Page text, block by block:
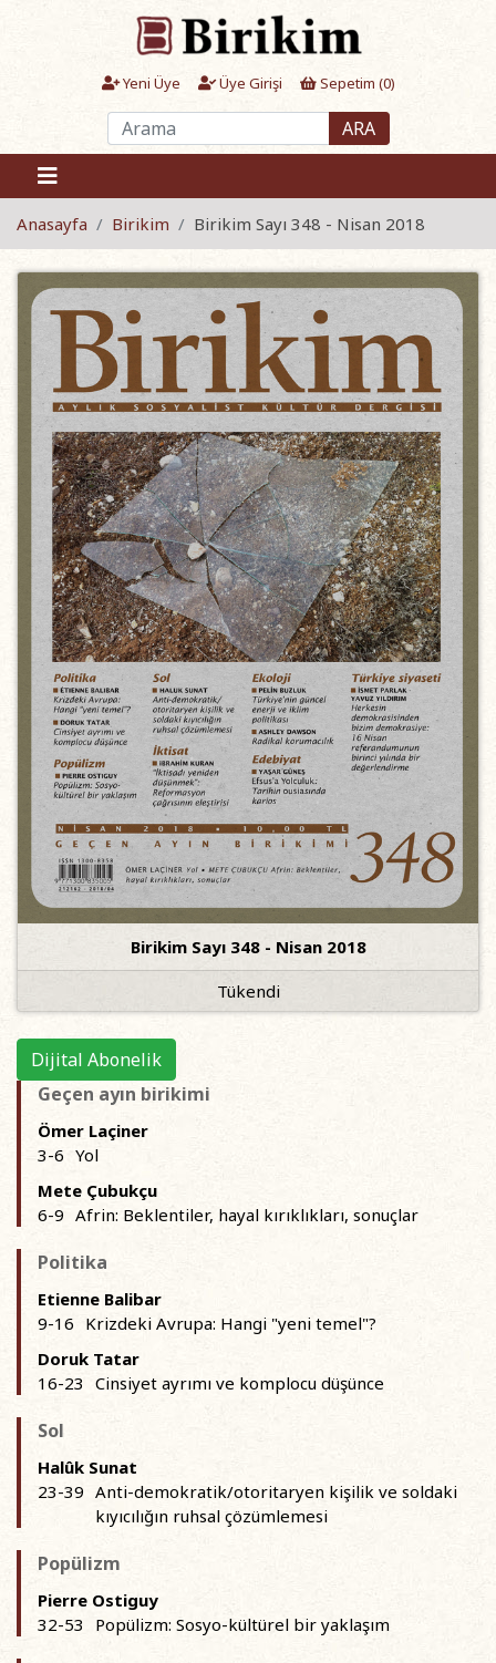
Yeni Üye Üye Girişi Sepetim (0)
ARA
Anasayfa Birikim Birikim Sayı 348 - Nisan 2018
Birikim Sayı 348 - Nisan 2018
Tükendi
Dijital Abonelik
Geçen ayın birikimi
Ömer Laçiner
3-6 Yol
Mete Çubukçu
6-9 Afrin: Beklentiler, hayal kırıklıkları, sonuçlar
Politika
Etienne Balibar
9-16 Krizdeki Avrupa: Hangi "yeni temel"?
Doruk Tatar
16-23 Cinsiyet ayrımı ve komplocu düşünce
Sol
Halûk Sunat
23-39 Anti-demokratik/otoritaryen kişilik ve soldaki
kıyıcılığın ruhsal çözümlemesi
Popülizm
Pierre Ostiguy
32-53
Popülizm: Sosyo-kültürel bir yaklaşım